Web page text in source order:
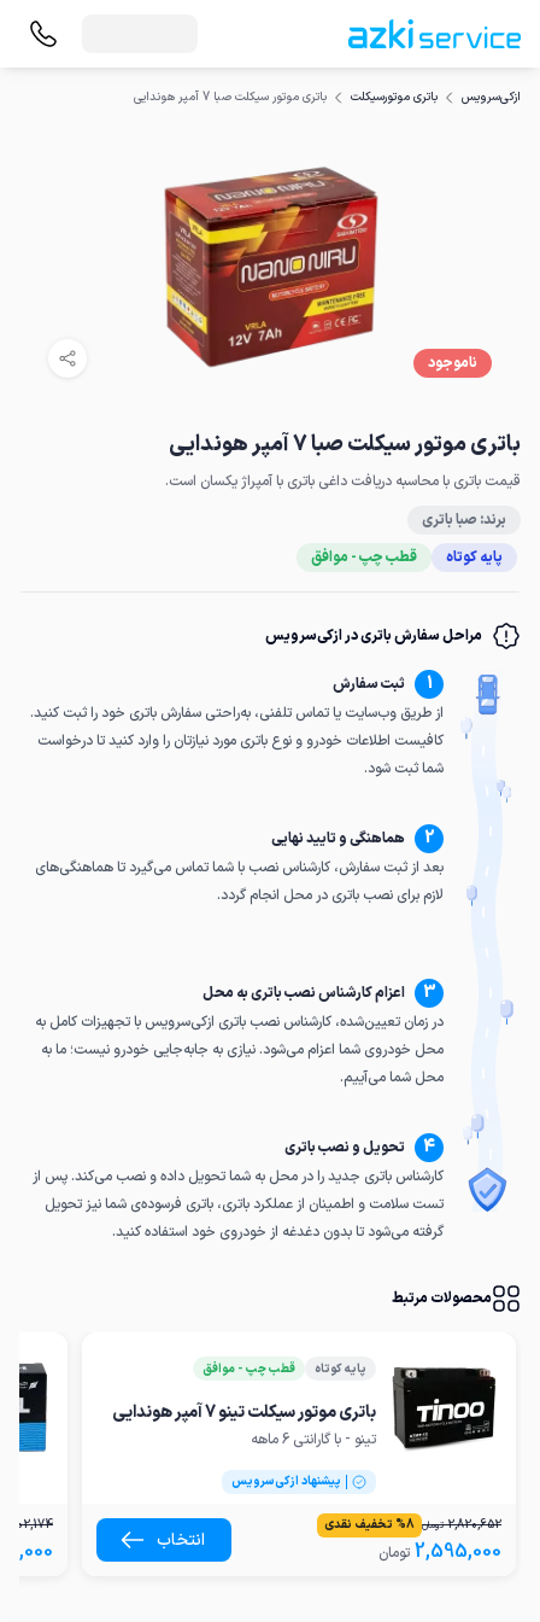
ازکی‌سرویس باتری موتورسیکلت باتری موتور سیکلت صبا 7 آمپر هوندایی
ناموجود
باتری موتور سیکلت صبا 7 آمپر هوندایی
قیمت باتری با محاسبه دریافت داغی باتری با آمپراژ یکسان است.
برند: صبا باتری
پایه کوتاه
قطب چپ - موافق
مراحل سفارش باتری در ازکی‌سرویس
1
ثبت سفارش
از طریق وب‌سایت یا تماس تلفنی، به‌راحتی سفارش باتری خود را ثبت کنید.
کافیست اطلاعات خودرو و نوع باتری مورد نیازتان را وارد کنید تا درخواست
شما ثبت شود.
2
هماهنگی و تایید نهایی
بعد از ثبت سفارش، کارشناس نصب با شما تماس می‌گیرد تا هماهنگی‌های
لازم برای نصب باتری در محل انجام گردد.
3
اعزام کارشناس نصب باتری به محل
در زمان تعیین‌شده، کارشناس نصب باتری ازکی‌سرویس با تجهیزات کامل به
محل خودروی شما اعزام می‌شود. نیازی به جابه‌جایی خودرو نیست؛ ما به
محل شما می‌آییم.
4
تحویل و نصب باتری
کارشناس باتری جدید را در محل به شما تحویل داده و نصب می‌کند. پس از
تست سلامت و اطمینان از عملکرد باتری، باتری فرسوده‌ی شما نیز تحویل
گرفته می‌شود تا بدون دغدغه از خودروی خود استفاده کنید.
محصولات مرتبط
پایه کوتاه قطب چپ - موافق
باتری موتور سیکلت تینو 7 آمپر هوندایی
تینو - با گارانتی 6 ماهه
پیشنهاد ازکی‌سرویس
2,820,652 تومان %8 تخفیف نقدی
2,595,000 تومان
انتخاب
2,902,174